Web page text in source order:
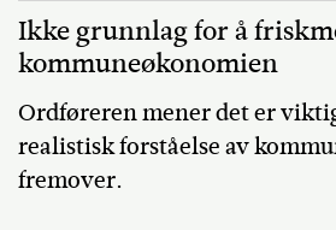
Ikke grunnlag for å
kommuneøkonomien
Ordføreren mener det er
realistisk forståelse av
fremover.